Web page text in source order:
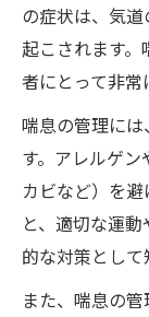
の症状は、気
起こされます
者にとって非常
喘息の管理に
す。アレルゲン
カビなど）を
と、適切な運
的な対策として
また、喘息の